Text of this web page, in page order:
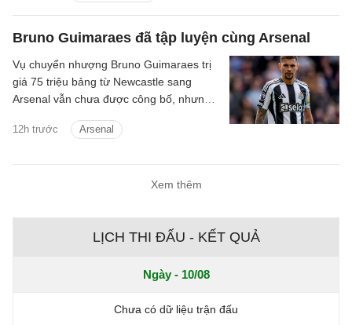
Bruno Guimaraes đã tập luyện cùng Arsenal
12h trước Arsenal
Vụ chuyển nhượng Bruno Guimaraes trị
giá 75 triệu bảng từ Newcastle sang
Arsenal vẫn chưa được công bố, nhưng
Xem thêm
LỊCH THI ĐẤU - KẾT QUẢ
Ngày - 10/08
Chưa có dữ liệu trận đấu